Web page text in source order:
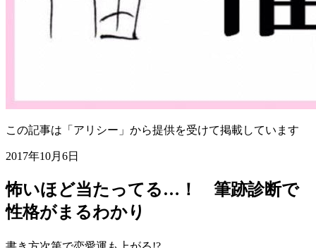
この記事は「アリシー」から提供を受けて掲載しています
2017年10月6日
怖いほど当たってる…！ 筆跡診断で
性格がまるわかり